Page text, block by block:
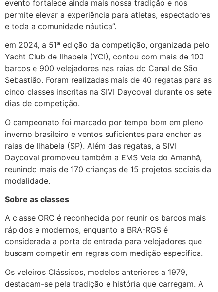
evento fortalece ainda mais nossa tradição e nos
permite elevar a experiência para atletas, espectadores
e toda a comunidade náutica”.
em 2024, a 51ª edição da competição, organizada pelo
Yacht Club de Ilhabela (YCI), contou com mais de 100
barcos e 900 velejadores nas raias do Canal de São
Sebastião. Foram realizadas mais de 40 regatas para as
cinco classes inscritas na SIVI Daycoval durante os sete
dias de competição.
O campeonato foi marcado por tempo bom em pleno
inverno brasileiro e ventos suficientes para encher as
raias de Ilhabela (SP). Além das regatas, a SIVI
Daycoval promoveu também a EMS Vela do Amanhã,
reunindo mais de 170 crianças de 15 projetos sociais da
modalidade.
Sobre as classes
A classe ORC é reconhecida por reunir os barcos mais
rápidos e modernos, enquanto a BRA-RGS é
considerada a porta de entrada para velejadores que
buscam competir em regras com medição específica.
Os veleiros Clássicos, modelos anteriores a 1979,
destacam-se pela tradição e história que carregam. A